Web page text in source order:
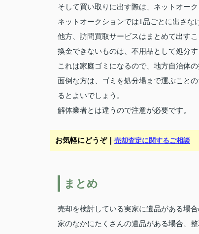
そして買い取りに出す際は、ネットオー
ネットオークションでは1品ごとに出さな
他方、訪問買取サービスはまとめて出す
換金できないものは、不用品として処分す
これは家庭ゴミになるので、地方自治体
面倒な方は、ゴミを処分場まで運ぶこと
るとよいでしょう。
解体業者とは違うので注意が必要です。
お気軽にどうぞ｜ 売却査定に関するご相談
まとめ
売却を検討している実家に遺品がある場
家のなかにたくさんの遺品がある場合、